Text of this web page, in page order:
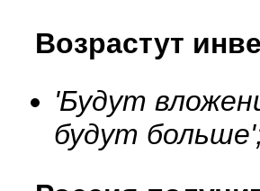
Возрастут
'Будут
будут